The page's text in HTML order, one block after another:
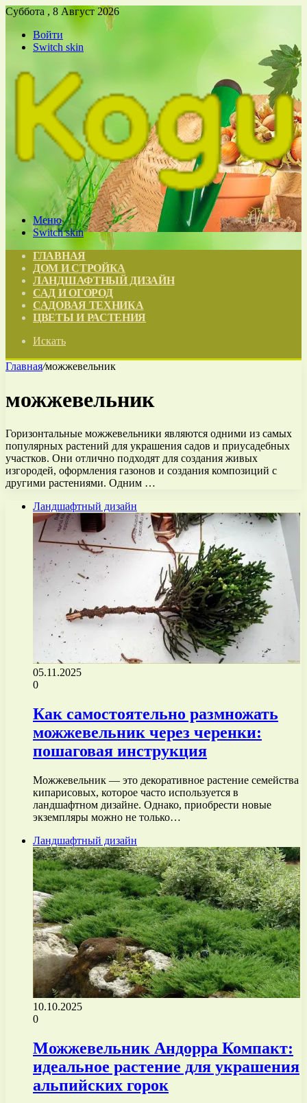
Суббота , 8 Август 2026
Войти
Switch skin
Меню
Switch skin
ГЛАВНАЯ
ДОМ И СТРОЙКА
ЛАНДШАФТНЫЙ ДИЗАЙН
САД И ОГОРОД
САДОВАЯ ТЕХНИКА
ЦВЕТЫ И РАСТЕНИЯ
Искать
Главная/можжевельник
можжевельник
Горизонтальные можжевельники являются одними из самых
популярных растений для украшения садов и приусадебных
участков. Они отлично подходят для создания живых
изгородей, оформления газонов и создания композиций с
другими растениями. Одним …
Ландшафтный дизайн
05.11.2025
0
Как самостоятельно размножать
можжевельник через черенки:
пошаговая инструкция
Можжевельник — это декоративное растение семейства
кипарисовых, которое часто используется в
ландшафтном дизайне. Однако, приобрести новые
экземпляры можно не только…
Ландшафтный дизайн
10.10.2025
0
Можжевельник Андорра Компакт:
идеальное растение для украшения
альпийских горок